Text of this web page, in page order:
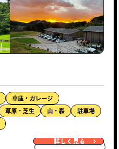
車庫・ガレージ
草原・芝生 山・森 駐車場
詳しく見る